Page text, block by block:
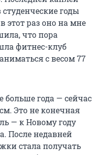
годы
этот раз оно на мне
что пора
фитнес-клуб
с весом 77
года — сейчас
Это не конечная
— к Новому году
После недавней
стала получать